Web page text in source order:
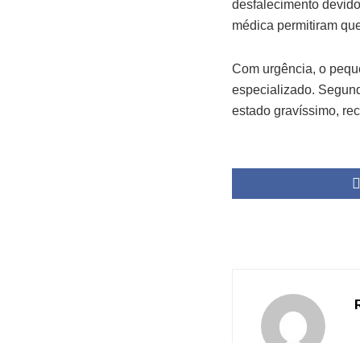
desfalecimento
médica permitiram
Com urgência, o
especializado.
estado gravíssimo,